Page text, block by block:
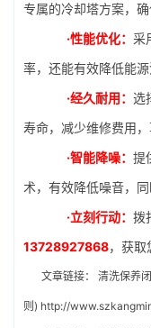
专属的冷却塔方案，确
·性能优化： 采
率，还能有效降低能源
·经久耐用： 选
寿命，减少维修费用，
·智能降噪： 提
术，有效降低噪音，
·立刻行动： 拨
13728927868，获取
文章链接： 清洗保养
则) http://